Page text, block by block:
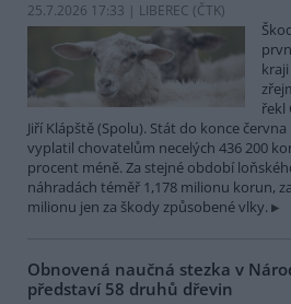
25.7.2026 17:33 | LIBEREC (ČTK)
řekl
Jiří Klápště (Spolu). Stát do konce
vyplatil chovatelům necelých 436 200
procent méně. Za stejné období
náhradách téměř 1,178 milionu korun,
milionu jen za škody způsobené vlky.
Obnovená naučná stezka v
představí 58 druhů dřevin